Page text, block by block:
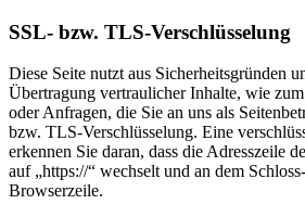
SSL- bzw. TLS-Verschlüsselung
Diese Seite nutzt aus Sicherheitsgründen
Übertragung vertraulicher Inhalte, wie
oder Anfragen, die Sie an uns als
bzw. TLS-Verschlüsselung. Eine
erkennen Sie daran, dass die Adresszeile
auf „https://“ wechselt und an dem
Browserzeile.